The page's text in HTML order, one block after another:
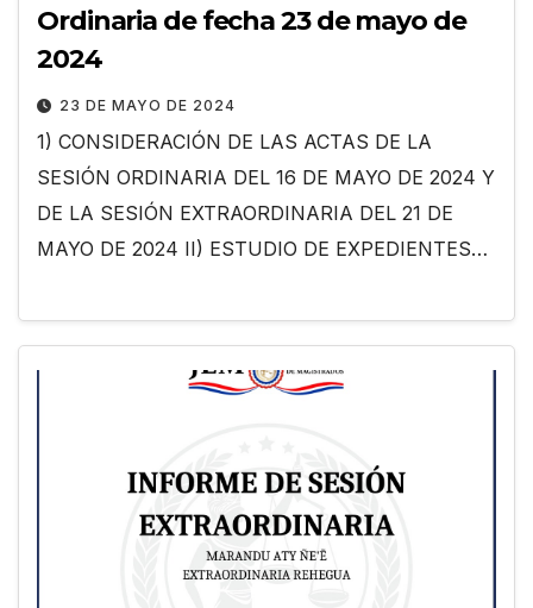
Ordinaria de fecha 23 de mayo de
2024
23 DE MAYO DE 2024
1) CONSIDERACIÓN DE LAS ACTAS DE LA
SESIÓN ORDINARIA DEL 16 DE MAYO DE 2024 Y
DE LA SESIÓN EXTRAORDINARIA DEL 21 DE
MAYO DE 2024 II) ESTUDIO DE EXPEDIENTES…